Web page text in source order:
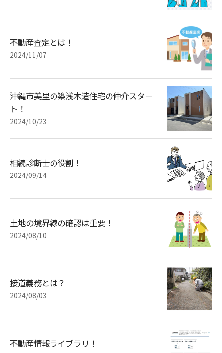
不動産査定とは！
2024/11/07
沖縄市美里の築浅木造住宅の仲介スタ－
ト！
2024/10/23
相続診断士の役割！
2024/09/14
土地の境界線の確認は重要！
2024/08/10
接道義務とは？
2024/08/03
不動産情報ライブラリ！